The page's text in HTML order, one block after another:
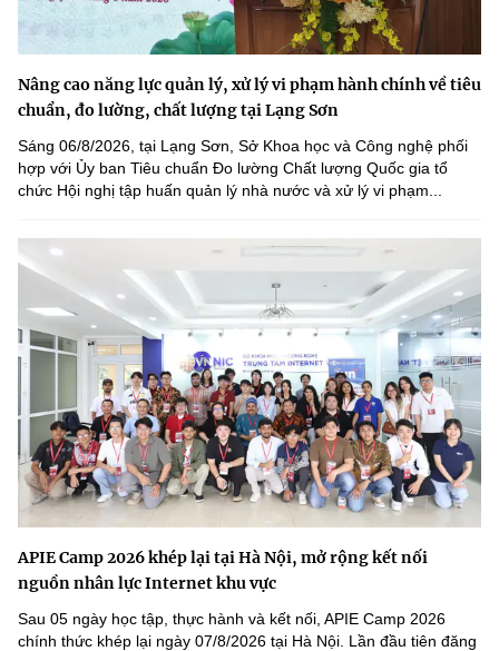
Nâng cao năng lực quản lý, xử lý vi phạm hành chính về tiêu
chuẩn, đo lường, chất lượng tại Lạng Sơn
Sáng 06/8/2026, tại Lạng Sơn, Sở Khoa học và Công nghệ phối
hợp với Ủy ban Tiêu chuẩn Đo lường Chất lượng Quốc gia tổ
chức Hội nghị tập huấn quản lý nhà nước và xử lý vi phạm...
APIE Camp 2026 khép lại tại Hà Nội, mở rộng kết nối
nguồn nhân lực Internet khu vực
Sau 05 ngày học tập, thực hành và kết nối, APIE Camp 2026
chính thức khép lại ngày 07/8/2026 tại Hà Nội. Lần đầu tiên đăng